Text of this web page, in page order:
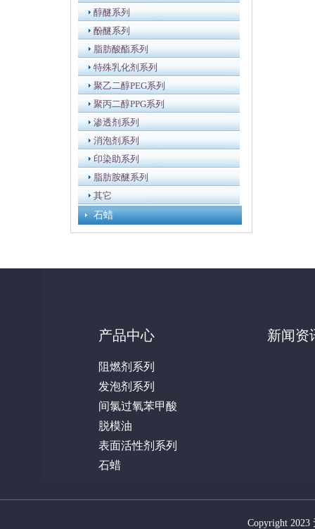
醇醚系列
酚醚系列
脂肪酸酯系列
特殊乳化剂系列
聚乙二醇PEG系列
聚丙二醇PPG系列
渗透剂系列
消泡剂系列
印染助系列
脂肪胺醚系列
其它
石蜡
产品中心
阻燃剂系列
发泡剂系列
间氯过氧苯甲酸
脱模油
表面活性剂系列
石蜡
新闻资
Copyright